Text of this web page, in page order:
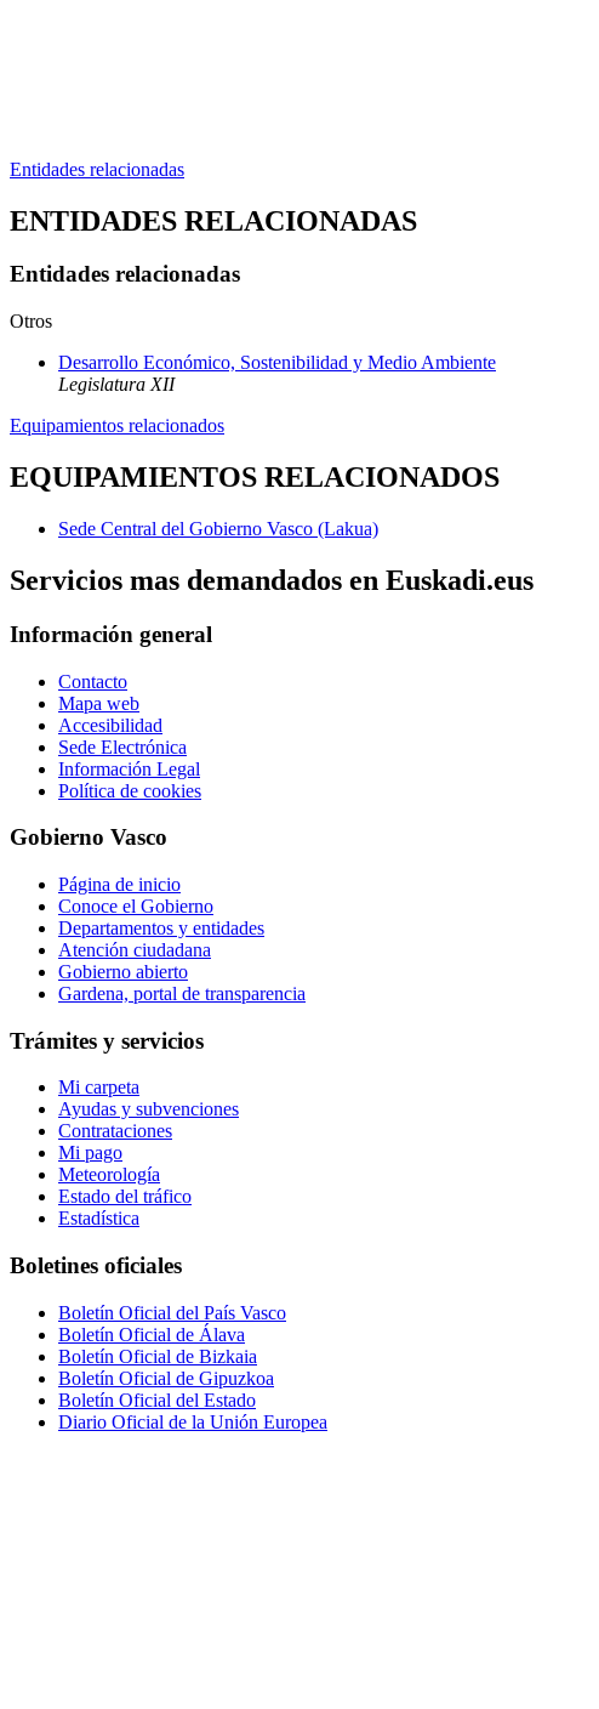
Entidades relacionadas
ENTIDADES RELACIONADAS
Entidades relacionadas
Otros
Desarrollo Económico, Sostenibilidad y Medio Ambiente
Legislatura XII
Equipamientos relacionados
EQUIPAMIENTOS RELACIONADOS
Sede Central del Gobierno Vasco (Lakua)
Servicios mas demandados en Euskadi.eus
Información general
Contacto
Mapa web
Accesibilidad
Sede Electrónica
Información Legal
Política de cookies
Gobierno Vasco
Página de inicio
Conoce el Gobierno
Departamentos y entidades
Atención ciudadana
Gobierno abierto
Gardena, portal de transparencia
Trámites y servicios
Mi carpeta
Ayudas y subvenciones
Contrataciones
Mi pago
Meteorología
Estado del tráfico
Estadística
Boletines oficiales
Boletín Oficial del País Vasco
Boletín Oficial de Álava
Boletín Oficial de Bizkaia
Boletín Oficial de Gipuzkoa
Boletín Oficial del Estado
Diario Oficial de la Unión Europea